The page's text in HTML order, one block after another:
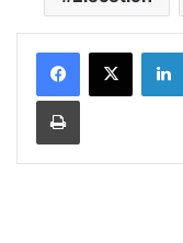
Print